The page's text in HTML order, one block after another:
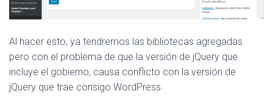
Al hacer esto, ya tendremos las bibliotecas agregadas
pero con el problema de que la versión de jQuery que
incluye el gobierno, causa conflicto con la versión de
jQuery que trae consigo WordPress.